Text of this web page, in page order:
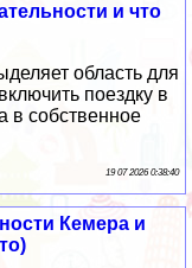
и что
область для
поездку в
в собственное
19 07 2026 0:38:40
Кемера и